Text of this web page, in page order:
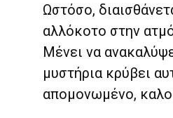
Ωστόσο,
αλλόκοτο στην
Μένει να
μυστήρια κρύβει
απομονωμένο,